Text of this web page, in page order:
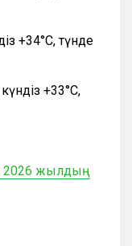
+34°С, түнде
+33°С,
2026 жылдың